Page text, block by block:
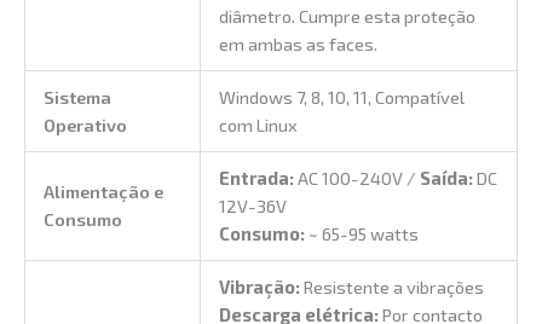
diâmetro. Cumpre esta proteção
em ambas as faces.
Sistema
Operativo
Windows 7, 8, 10, 11, Compatível
com Linux
Alimentação e
Consumo
Entrada:AC 100-240V / Saída:DC
12V-36V
Consumo:~ 65-95 watts
Vibração:Resistente a vibrações
Descarga elétrica:Por contacto